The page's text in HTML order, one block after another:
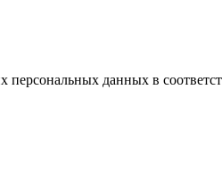
персональных данных в